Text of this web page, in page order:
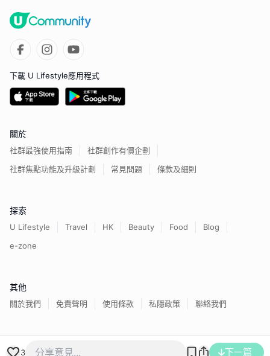
3 下一篇
下載 U Lifestyle應用程式
關於
社群最強使用指南
社群創作有價企劃
社群焦點功能及升級計劃
常見問題 條款及細則
探索
U Lifestyle Travel HK Beauty Food
Blog
e-zone
其他
關於我們 免責聲明 使用條款 私隱政策 聯絡我們
香港經濟日報版權所有©